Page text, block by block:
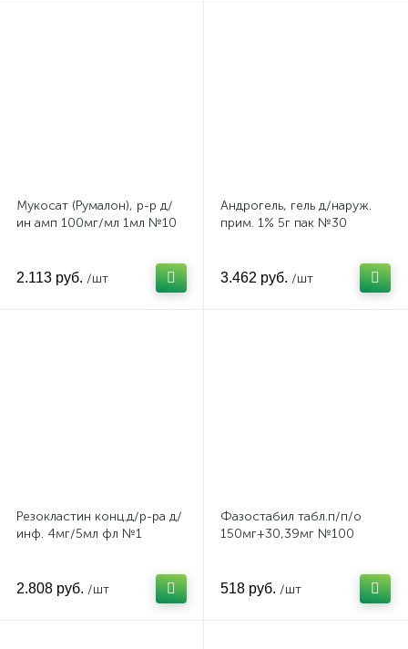
Мукосат (Румалон), р-р д/
ин амп 100мг/мл 1мл №10
2.113 руб. /шт
Андрогель, гель д/наруж.
прим. 1% 5г пак №30
3.462 руб. /шт
Резокластин конц.д/р-ра д/
инф. 4мг/5мл фл №1
2.808 руб. /шт
Фазостабил табл.п/п/о
150мг+30,39мг №100
518 руб. /шт